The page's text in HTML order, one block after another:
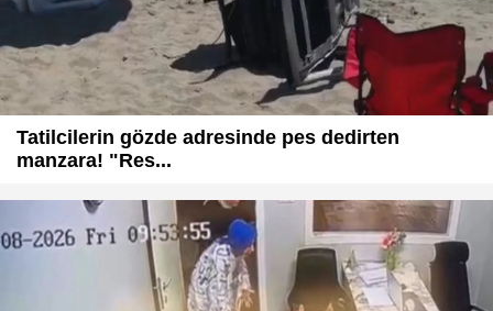
Tatilcilerin gözde adresinde pes dedirten
manzara! "Res...